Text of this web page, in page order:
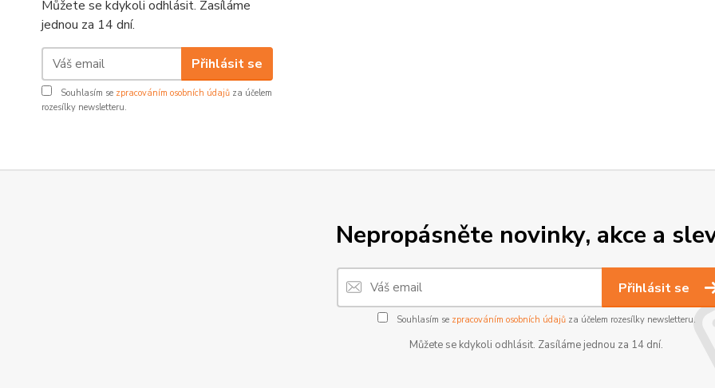
Můžete se kdykoli odhlásit. Zasíláme
jednou za 14 dní.
Přihlásit se
Souhlasím se zpracováním osobních údajů za účelem
rozesílky newsletteru.
Nepropásněte novinky, akce a
Přihlásit se
Souhlasím se zpracováním osobních údajůza účelem rozesílky newsletteru.
Můžete se kdykoli odhlásit. Zasíláme jednou za 14 dní.